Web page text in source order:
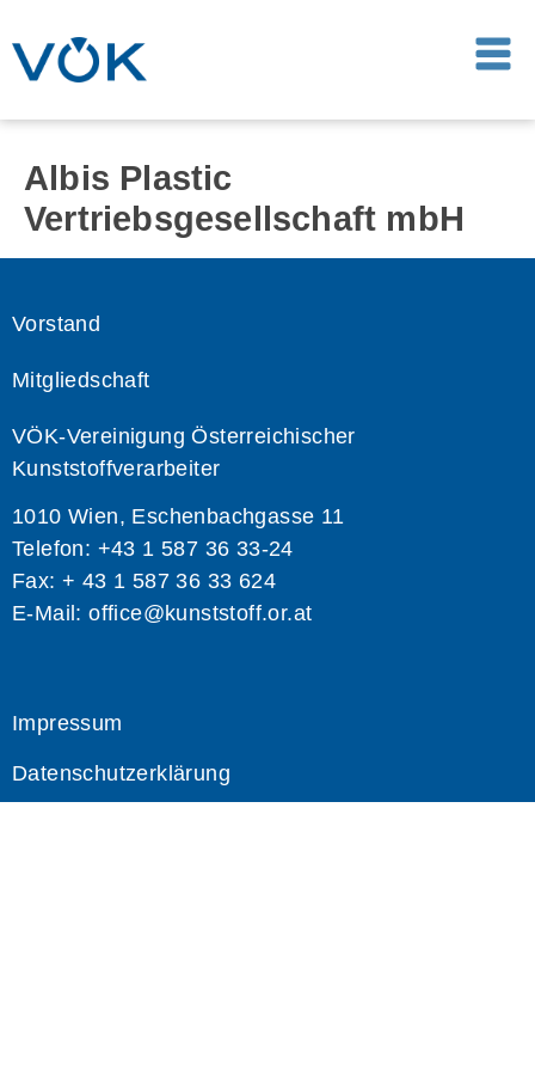
Albis Plastic
Vertriebsgesellschaft mbH
Vorstand
Mitgliedschaft
VÖK-Vereinigung Österreichischer
Kunststoffverarbeiter
1010 Wien, Eschenbachgasse 11
Telefon: +43 1 587 36 33-24
Fax: + 43 1 587 36 33 624
E-Mail:office@kunststoff.or.at
Impressum
Datenschutzerklärung